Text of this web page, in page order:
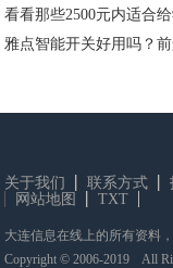
看看那些2500元内适合
雅点智能开关好用吗？
关于我们 联系方式
网站地图
TXT
大连信息在线上的所有资料
Copyright © 2006-2019 All